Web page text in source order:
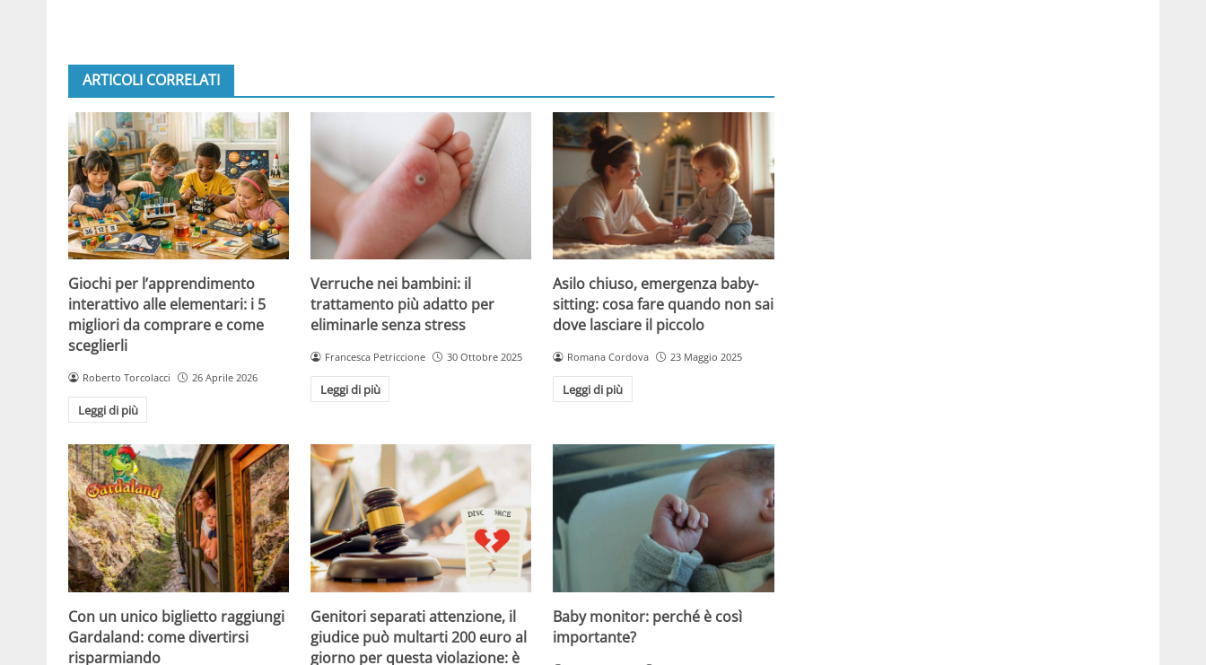
ARTICOLI CORRELATI
Giochi per l’apprendimento
interattivo alle elementari: i 5
migliori da comprare e come
sceglierli
Roberto Torcolacci 26 Aprile 2026
Leggi di più
Verruche nei bambini: il
trattamento più adatto per
eliminarle senza stress
Francesca Petriccione 30 Ottobre 2025
Leggi di più
Asilo chiuso, emergenza baby-
sitting: cosa fare quando non sai
dove lasciare il piccolo
Romana Cordova 23 Maggio 2025
Leggi di più
Con un unico biglietto raggiungi
Gardaland: come divertirsi
risparmiando
Genitori separati attenzione, il
giudice può multarti 200 euro al
giorno per questa violazione: è
Baby monitor: perché è così
importante?